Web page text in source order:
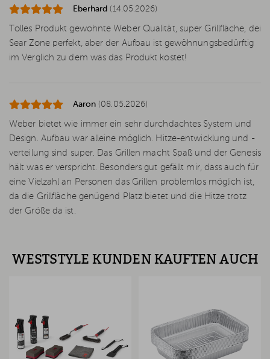
Eberhard (14.05.2026)
Tolles Produkt gewohnte Weber Qualität, super Grillfläche, dei
Sear Zone perfekt, aber der Aufbau ist gewöhnungsbedürftig
im Verglich zu dem was das Produkt kostet!
Aaron (08.05.2026)
Weber bietet wie immer ein sehr durchdachtes System und
Design. Aufbau war alleine möglich. Hitze-entwicklung und -
verteilung sind super. Das Grillen macht Spaß und der Genesis
hält was er verspricht. Besonders gut gefällt mir, dass auch für
eine Vielzahl an Personen das Grillen problemlos möglich ist,
da die Grillfläche genügend Platz bietet und die Hitze trotz
der Größe da ist.
WESTSTYLE KUNDEN KAUFTEN AUCH